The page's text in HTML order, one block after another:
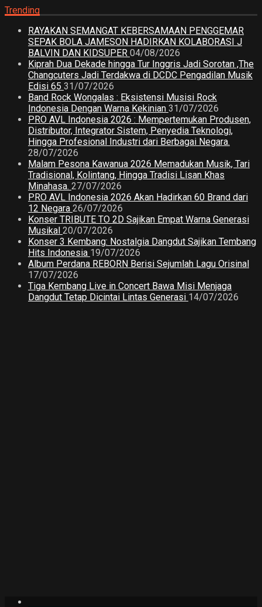
Trending
RAYAKAN SEMANGAT KEBERSAMAAN PENGGEMAR
SEPAK BOLA JAMESON HADIRKAN KOLABORASI J
BALVIN DAN KIDSUPER 04/08/2026
Kiprah Dua Dekade hingga Tur Inggris Jadi Sorotan ,The
Changcuters Jadi Terdakwa di DCDC Pengadilan Musik
Edisi 65 31/07/2026
Band Rock Wongalas : Eksistensi Musisi Rock
Indonesia Dengan Warna Kekinian 31/07/2026
PRO AVL Indonesia 2026 : Mempertemukan Produsen,
Distributor, Integrator Sistem, Penyedia Teknologi,
Hingga Profesional Industri dari Berbagai Negara.
28/07/2026
Malam Pesona Kawanua 2026 Memadukan Musik, Tari
Tradisional, Kolintang, Hingga Tradisi Lisan Khas
Minahasa. 27/07/2026
PRO AVL Indonesia 2026 Akan Hadirkan 60 Brand dari
12 Negara 26/07/2026
Konser TRIBUTE TO 2D Sajikan Empat Warna Generasi
Musikal 20/07/2026
Konser 3 Kembang: Nostalgia Dangdut Sajikan Tembang
Hits Indonesia 19/07/2026
Album Perdana REBORN Berisi Sejumlah Lagu Orisinal
17/07/2026
Tiga Kembang Live in Concert Bawa Misi Menjaga
Dangdut Tetap Dicintai Lintas Generasi 14/07/2026